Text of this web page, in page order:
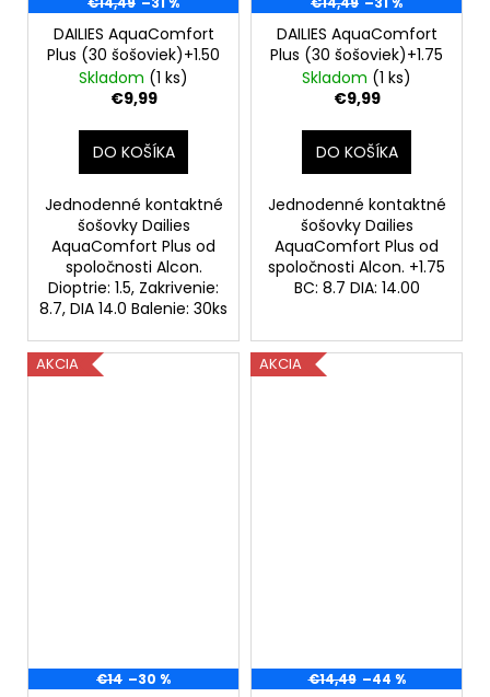
DAILIES AquaComfort
Plus (30 šošoviek)+1.50
Skladom (1 ks)
€9,99
DO KOŠÍKA
Jednodenné kontaktné
šošovky Dailies
AquaComfort Plus od
spoločnosti Alcon.
Dioptrie: 1.5, Zakrivenie:
8.7, DIA 14.0 Balenie: 30ks
DAILIES AquaComfort
Plus (30 šošoviek)+1.75
Skladom (1 ks)
€9,99
DO KOŠÍKA
Jednodenné kontaktné
šošovky Dailies
AquaComfort Plus od
spoločnosti Alcon. +1.75
BC: 8.7 DIA: 14.00
AKCIA
€14 –30 %
AKCIA
€14,49 –44 %